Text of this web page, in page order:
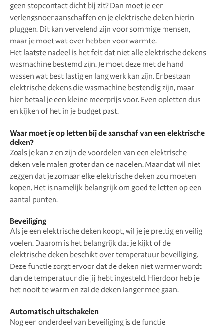
geen stopcontact dicht bij zit? Dan moet je een
verlengsnoer aanschaffen en je elektrische deken hierin
pluggen. Dit kan vervelend zijn voor sommige mensen,
maar je moet wat over hebben voor warmte.
Het laatste nadeel is het feit dat niet alle elektrische dekens
wasmachine bestemd zijn. Je moet deze met de hand
wassen wat best lastig en lang werk kan zijn. Er bestaan
elektrische dekens die wasmachine bestendig zijn, maar
hier betaal je een kleine meerprijs voor. Even opletten dus
en kijken of het in je budget past.
Waar moet je op letten bij de aanschaf van een elektrische
deken?
Zoals je kan zien zijn de voordelen van een elektrische
deken vele malen groter dan de nadelen. Maar dat wil niet
zeggen dat je zomaar elke elektrische deken zou moeten
kopen. Het is namelijk belangrijk om goed te letten op een
aantal punten.
Beveiliging
Als je een elektrische deken koopt, wil je je prettig en veilig
voelen. Daarom is het belangrijk dat je kijkt of de
elektrische deken beschikt over temperatuur beveiliging.
Deze functie zorgt ervoor dat de deken niet warmer wordt
dan de temperatuur die jij hebt ingesteld. Hierdoor heb je
het nooit te warm en zal de deken langer mee gaan.
Automatisch uitschakelen
Nog een onderdeel van beveiliging is de functie